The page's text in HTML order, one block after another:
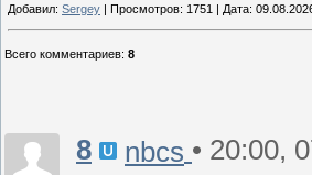
Добавил: Sergey | Просмотров: 1751 | Дата:
Всего комментариев: 8
8 nbcs • 20:00,